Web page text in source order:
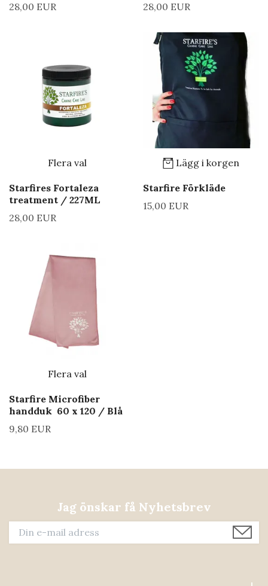
28,00 EUR
28,00 EUR
Flera val
Starfires Fortaleza
treatment / 227ML
28,00 EUR
Lägg i korgen
Starfire Förkläde
15,00 EUR
Flera val
Starfire Microfiber
handduk 60 x 120 / Blå
9,80 EUR
Jag önskar få Nyhetsbrev